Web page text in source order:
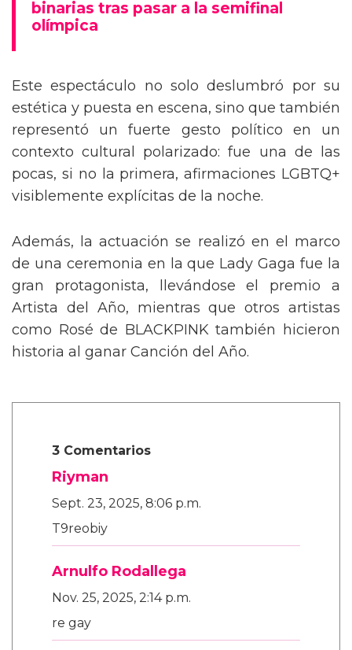
binarias tras pasar a la semifinal
olímpica
Este espectáculo no solo deslumbró por su
estética y puesta en escena, sino que también
representó un fuerte gesto político en un
contexto cultural polarizado: fue una de las
pocas, si no la primera, afirmaciones LGBTQ+
visiblemente explícitas de la noche.
Además, la actuación se realizó en el marco
de una ceremonia en la que Lady Gaga fue la
gran protagonista, llevándose el premio a
Artista del Año, mientras que otros artistas
como Rosé de BLACKPINK también hicieron
historia al ganar Canción del Año.
3 Comentarios
Riyman
Sept. 23, 2025, 8:06 p.m.
T9reobiy
Arnulfo Rodallega
Nov. 25, 2025, 2:14 p.m.
re gay